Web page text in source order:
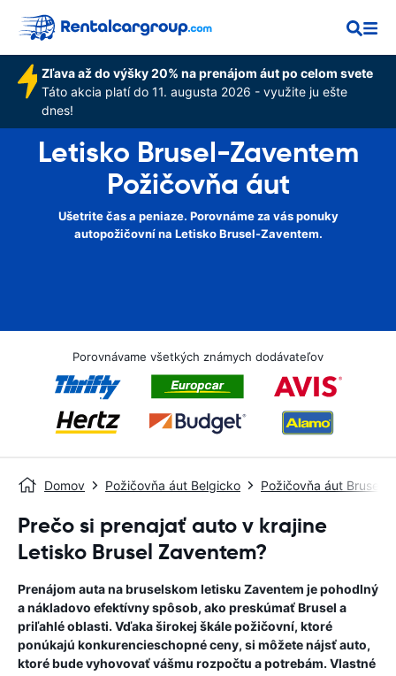
Zľava až do výšky 20% na prenájom áut po celom svete
Táto akcia platí do 11. augusta 2026 - využite ju ešte
dnes!
Letisko Brusel-Zaventem
Požičovňa áut
Ušetrite čas a peniaze. Porovnáme za vás ponuky
autopožičovní na Letisko Brusel-Zaventem.
Porovnávame všetkých známych dodávateľov
Domov Požičovňa áut Belgicko Požičovňa áut Brusel
Prečo si prenajať auto v krajine
Letisko Brusel Zaventem?
Prenájom auta na bruselskom letisku Zaventem je pohodlný
a nákladovo efektívny spôsob, ako preskúmať Brusel a
priľahlé oblasti. Vďaka širokej škále požičovní, ktoré
ponúkajú konkurencieschopné ceny, si môžete nájsť auto,
ktoré bude vyhovovať vášmu rozpočtu a potrebám. Vlastné